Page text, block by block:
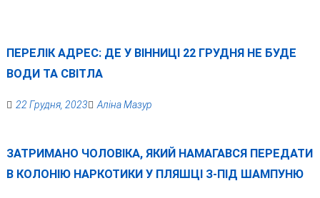
ПЕРЕЛІК АДРЕС: ДЕ У ВІННИЦІ 22 ГРУДНЯ НЕ БУДЕ
ВОДИ ТА СВІТЛА
22 Грудня, 2023 Аліна Мазур
ЗАТРИМАНО ЧОЛОВІКА, ЯКИЙ НАМАГАВСЯ ПЕРЕДАТИ
В КОЛОНІЮ НАРКОТИКИ У ПЛЯШЦІ З-ПІД ШАМПУНЮ